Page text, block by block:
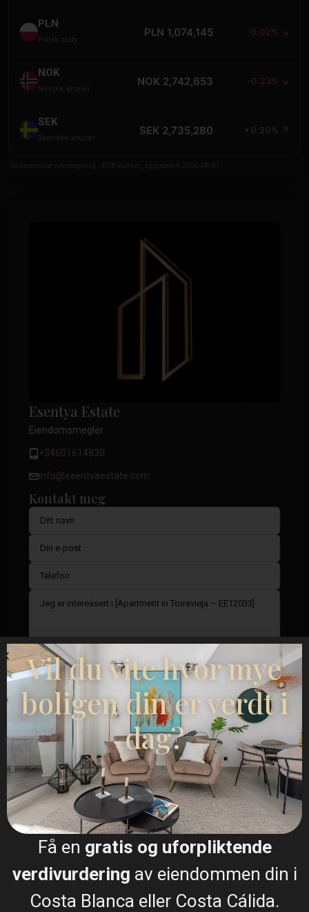
PLN
Polsk zloty
PLN 1,074,145 -0.02% ↘
NOK
Norske kroner
NOK 2,742,653 -0.23% ↘
SEK
Svenske kroner
SEK 2,735,280 +0.20% ↗
Esentya Estate
Eiendomsmegler
+34601614830
info@esentyaestate.com
Kontakt meg
Jeg samtykker til GDPR-vilkår
Ringe
WhatsApp
Vil du vite hvor mye
boligen din er verdt i
dag?
Få en gratis og uforpliktende
verdivurdering av eiendommen din i
Costa Blanca eller Costa Cálida.